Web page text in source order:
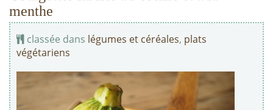
menthe
classée dans légumes et céréales, plats
végétariens